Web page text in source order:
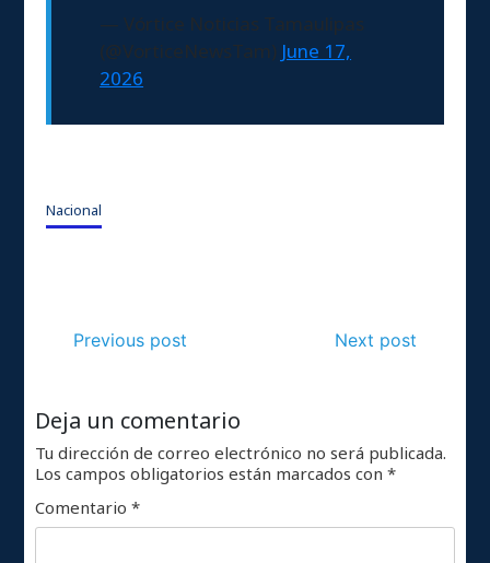
— Vórtice Noticias Tamaulipas
(@VorticeNewsTam) June 17,
2026
Nacional
Previous post Next post
Deja un comentario
Tu dirección de correo electrónico no será publicada.
Los campos obligatorios están marcados con*
Comentario*